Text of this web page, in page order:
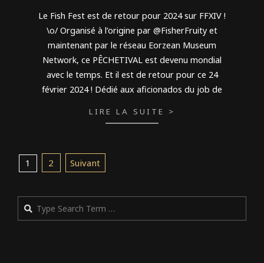
15
Le Fish Fest est de retour pour 2024 sur FFXIV !
\o/ Organisé à l’origine par @FisherFruity et
maintenant par le réseau Eorzean Museum
Network, ce PÊCHETIVAL est devenu mondial
avec le temps. Et il est de retour pour ce 24
février 2024 ! Dédié aux aficionados du job de
LIRE LA SUITE >
Pagination
publications
1 2 Suivant
Rechercher